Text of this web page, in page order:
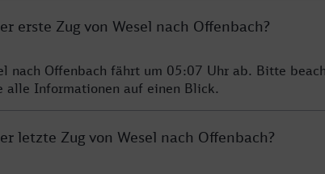
erste Zug von Wesel nach Offenbach?
nach Offenbach fährt um 05:07 Uhr ab. Bitte
alle Informationen auf einen Blick.
letzte Zug von Wesel nach Offenbach?